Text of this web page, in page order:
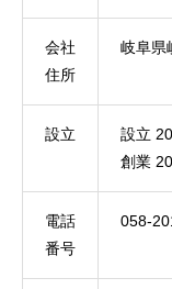
会社
住所
岐阜県
設立
設立
創業
電話
番号
058-